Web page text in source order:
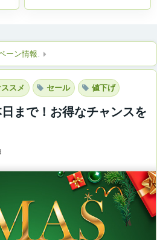
ーン情報
スメ セール 値下げ
まで！お得なチャンスを